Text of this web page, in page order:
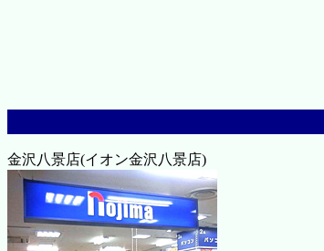
金沢八景店(イオン金沢八景店)